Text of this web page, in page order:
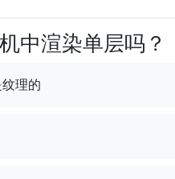
中渲染单层吗？
理的